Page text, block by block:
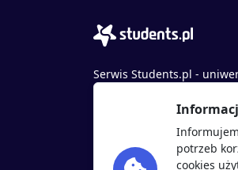
Serwis Students.pl -
© 2026 - Wszelkie prawa
ul. Sybiraków 54, 37-700
+48 518 637 436potrzeb
cookies